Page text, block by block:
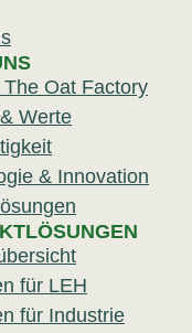
Oat Factory
Werte
& Innovation
für LEH
für Industrie